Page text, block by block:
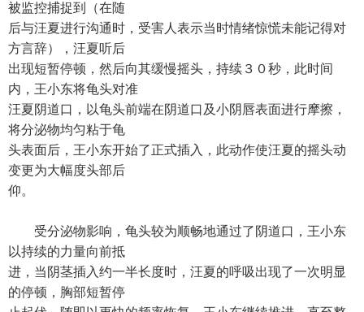
被监控捕捉到（在随
后与汪夏进行沟通时，受害人表示当时情绪惊慌未能记得对
方言辞），汪夏听后
出现短暂停顿，然后向其缓慢摇头，持续３０秒，此时间
内，王小东将龟头对准
汪夏阴道口，以龟头前端在阴道口及小阴唇表面进行摩擦，
将分泌物均匀粘于龟
头表面后，王小东开始了正式插入，此动作使汪夏的摇头动
变更为大幅度头部后
仰。
受分泌物影响，龟头较为顺畅地通过了阴道口，王小东
以持续的力量向前抵
进，当阴茎插入约一半长度时，汪夏的呼吸出现了一次明显
的停顿，胸部短暂停